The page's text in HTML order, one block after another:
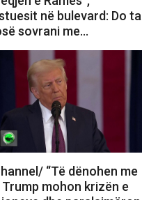
në bulevard: Do ta
sovrani me…
“Të dënohen me
Trump mohon krizën e